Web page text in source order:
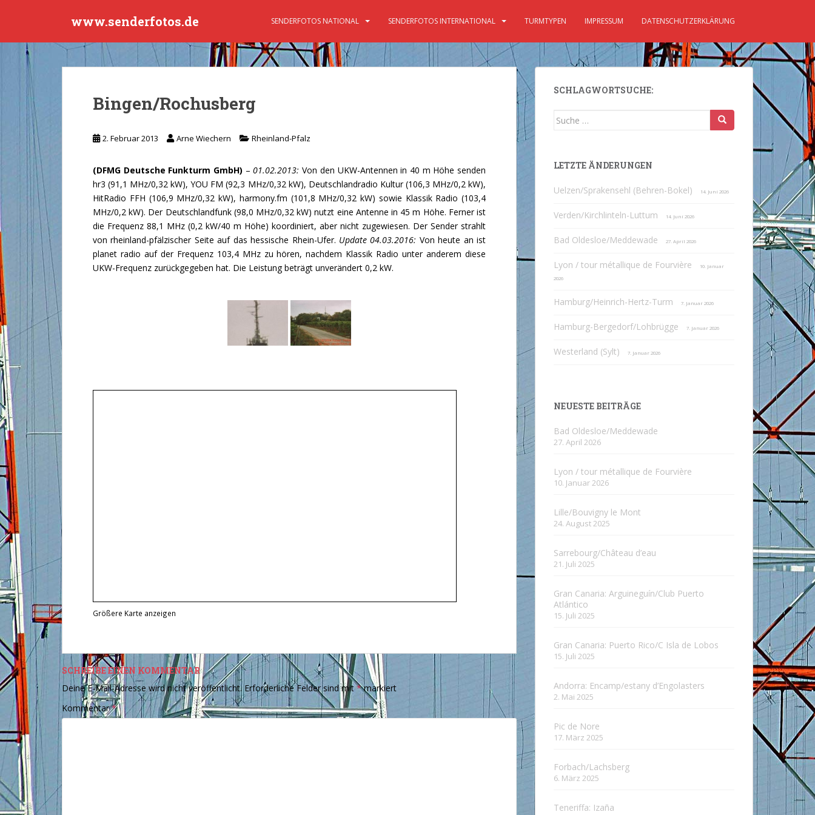
t
www.senderfotos.de SENDERFOTOS NATIONAL SENDERFOTOS INTERNATIONAL TURMTYPEN IMPRESSUM DATENSCHUTZERKLÄRUNG
Bingen/Rochusberg
2. Februar 2013 Arne Wiechern Rheinland-Pfalz
(DFMG Deutsche Funkturm GmbH) –01.02.2013: Von den UKW-Antennen in 40 m Höhe senden
hr3 (91,1 MHz/0,32 kW), YOU FM (92,3 MHz/0,32 kW), Deutschlandradio Kultur (106,3 MHz/0,2 kW),
HitRadio FFH (106,9 MHz/0,32 kW), harmony.fm (101,8 MHz/0,32 kW) sowie Klassik Radio (103,4
MHz/0,2 kW). Der Deutschlandfunk (98,0 MHz/0,32 kW) nutzt eine Antenne in 45 m Höhe. Ferner ist
die Frequenz 88,1 MHz (0,2 kW/40 m Höhe) koordiniert, aber nicht zugewiesen. Der Sender strahlt
von rheinland-pfälzischer Seite auf das hessische Rhein-Ufer. Update 04.03.2016: Von heute an ist
planet radio auf der Frequenz 103,4 MHz zu hören, nachdem Klassik Radio unter anderem diese
UKW-Frequenz zurückgegeben hat. Die Leistung beträgt unverändert 0,2 kW.
Größere Karte anzeigen
SCHREIBE EINEN KOMMENTAR
Deine E-Mail-Adresse wird nicht veröffentlicht. Erforderliche Felder sind mit*markiert
Kommentar*
SCHLAGWORTSUCHE:
Suche
LETZTE ÄNDERUNGEN
Uelzen/Sprakensehl (Behren-Bokel) 14. Juni 2026
Verden/Kirchlinteln-Luttum 14. Juni 2026
Bad Oldesloe/Meddewade 27. April 2026
Lyon / tour métallique de Fourvière
10. Januar
2026
Hamburg/Heinrich-Hertz-Turm 7. Januar 2026
Hamburg-Bergedorf/Lohbrügge 7. Januar 2026
Westerland (Sylt) 7. Januar 2026
NEUESTE BEITRÄGE
Bad Oldesloe/Meddewade
27. April 2026
Lyon / tour métallique de Fourvière
10. Januar 2026
Lille/Bouvigny le Mont
24. August 2025
Sarrebourg/Château d’eau
21. Juli 2025
Gran Canaria: Arguineguín/Club Puerto
Atlántico
15. Juli 2025
Gran Canaria: Puerto Rico/C Isla de Lobos
15. Juli 2025
Andorra: Encamp/estany d’Engolasters
2. Mai 2025
Pic de Nore
17. März 2025
Forbach/Lachsberg
6. März 2025
Teneriffa: Izaña